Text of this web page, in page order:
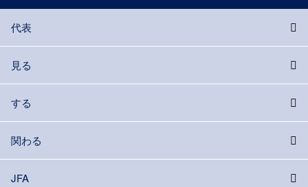
代表
見る
する
関わる
JFA